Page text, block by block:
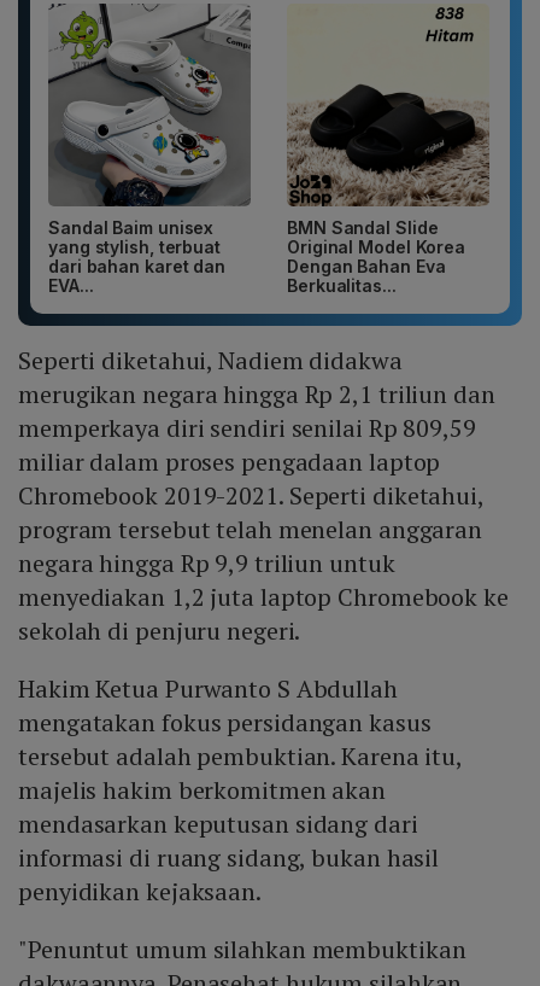
Sandal Baim unisex
yang stylish, terbuat
dari bahan karet dan
EVA...
BMN Sandal Slide
Original Model Korea
Dengan Bahan Eva
Berkualitas...
Seperti diketahui, Nadiem didakwa
merugikan negara hingga Rp 2,1 triliun dan
memperkaya diri sendiri senilai Rp 809,59
miliar dalam proses pengadaan laptop
Chromebook 2019-2021. Seperti diketahui,
program tersebut telah menelan anggaran
negara hingga Rp 9,9 triliun untuk
menyediakan 1,2 juta laptop Chromebook ke
sekolah di penjuru negeri.
Hakim Ketua Purwanto S Abdullah
mengatakan fokus persidangan kasus
tersebut adalah pembuktian. Karena itu,
majelis hakim berkomitmen akan
mendasarkan keputusan sidang dari
informasi di ruang sidang, bukan hasil
penyidikan kejaksaan.
"Penuntut umum silahkan membuktikan